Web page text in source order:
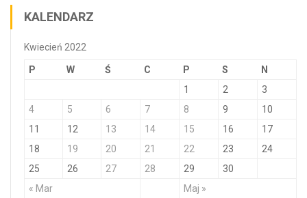
KALENDARZ
Kwiecień 2022
P W Ś C P S N
« Mar Maj »
1 2
3
4
5 6 7 8 9
10
11
12 13 14 15 16
17
18
19 20 21 22 23
24
25
26 27 28 29 30